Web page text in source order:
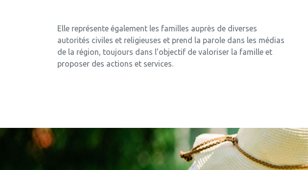
Elle représente également les familles auprès de diverses
autorités civiles et religieuses et prend la parole dans les médias
de la région, toujours dans l’objectif de valoriser la famille et
proposer des actions et services.